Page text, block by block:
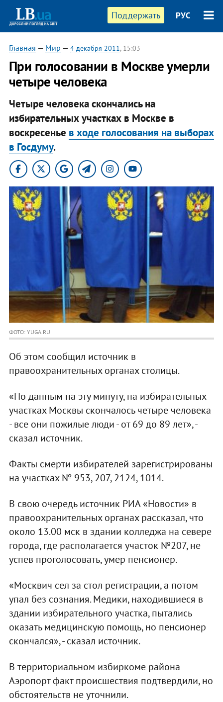
Поддержать РУС
Главная — Мир — 4 декабря 2011, 15:03
При голосовании в Москве умерли
четыре человека
Четыре человека скончались на
избирательных участках в Москве в
воскресенье в ходе голосования на выборах
в Госдуму.
ФОТО: YUGA.RU
Об этом сообщил источник в
правоохранительных органах столицы.
«По данным на эту минуту, на избирательных
участках Москвы скончалось четыре человека
- все они пожилые люди - от 69 до 89 лет», -
сказал источник.
Факты смерти избирателей зарегистрированы
на участках № 953, 207, 2124, 1014.
В свою очередь источник РИА «Новости» в
правоохранительных органах рассказал, что
около 13.00 мск в здании колледжа на севере
города, где располагается участок №207, не
успев проголосовать, умер пенсионер.
«Москвич сел за стол регистрации, а потом
упал без сознания. Медики, находившиеся в
здании избирательного участка, пытались
оказать медицинскую помощь, но пенсионер
скончался», - сказал источник.
В территориальном избиркоме района
Аэропорт факт происшествия подтвердили, но
обстоятельств не уточнили.